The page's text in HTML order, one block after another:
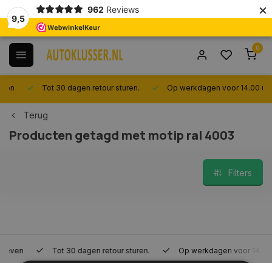
9,5
962 Reviews ×
0
Tot 30 dagen retour sturen. Op werkdagen voor 14.00 uur
Terug
Producten getagd met motip ral 4003
Filters
Tot 30 dagen retour sturen. Op werkdagen voor 14.00 uur